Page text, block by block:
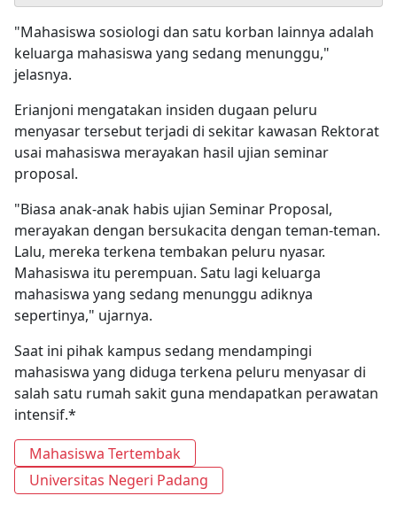
"Mahasiswa sosiologi dan satu korban lainnya adalah
keluarga mahasiswa yang sedang menunggu,"
jelasnya.
Erianjoni mengatakan insiden dugaan peluru
menyasar tersebut terjadi di sekitar kawasan Rektorat
usai mahasiswa merayakan hasil ujian seminar
proposal.
"Biasa anak-anak habis ujian Seminar Proposal,
merayakan dengan bersukacita dengan teman-teman.
Lalu, mereka terkena tembakan peluru nyasar.
Mahasiswa itu perempuan. Satu lagi keluarga
mahasiswa yang sedang menunggu adiknya
sepertinya," ujarnya.
Saat ini pihak kampus sedang mendampingi
mahasiswa yang diduga terkena peluru menyasar di
salah satu rumah sakit guna mendapatkan perawatan
intensif.*
Mahasiswa Tertembak
Universitas Negeri Padang